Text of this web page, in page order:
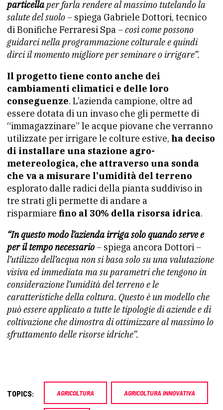
particellaper farla rendere al massimo tutelando la
salute del suolo – spiega Gabriele Dottori, tecnico
di Bonifiche Ferraresi Spa– così come possono
guidarci nella programmazione colturale e quindi
dirci il momento migliore per seminare o irrigare”.
Il progetto tiene conto anche dei
cambiamenti climatici e delle loro
conseguenze. L’azienda campione, oltre ad
essere dotata di un invaso che gli permette di
“immagazzinare” le acque piovane che verranno
utilizzate per irrigare le colture estive, ha deciso
di installare una stazione agro-
metereologica, che attraverso una sonda
che va a misurare l’umidità del terreno
esplorato dalle radici della pianta suddiviso in
tre strati gli permette di andare a
risparmiare fino al 30% della risorsa idrica.
“In questo modo l’azienda irriga solo quando serve e
per il tempo necessario– spiega ancora Dottori–
l’utilizzo dell’acqua non si basa solo su una valutazione
visiva ed immediata ma su parametri che tengono in
considerazione l’umidità del terreno e le
caratteristiche della coltura. Questo è un modello che
può essere applicato a tutte le tipologie di aziende e di
coltivazione che dimostra di ottimizzare al massimo lo
sfruttamento delle risorse idriche”.
TOPICS: AGRICOLTURA AGRICOLTURA INNOVATIVA